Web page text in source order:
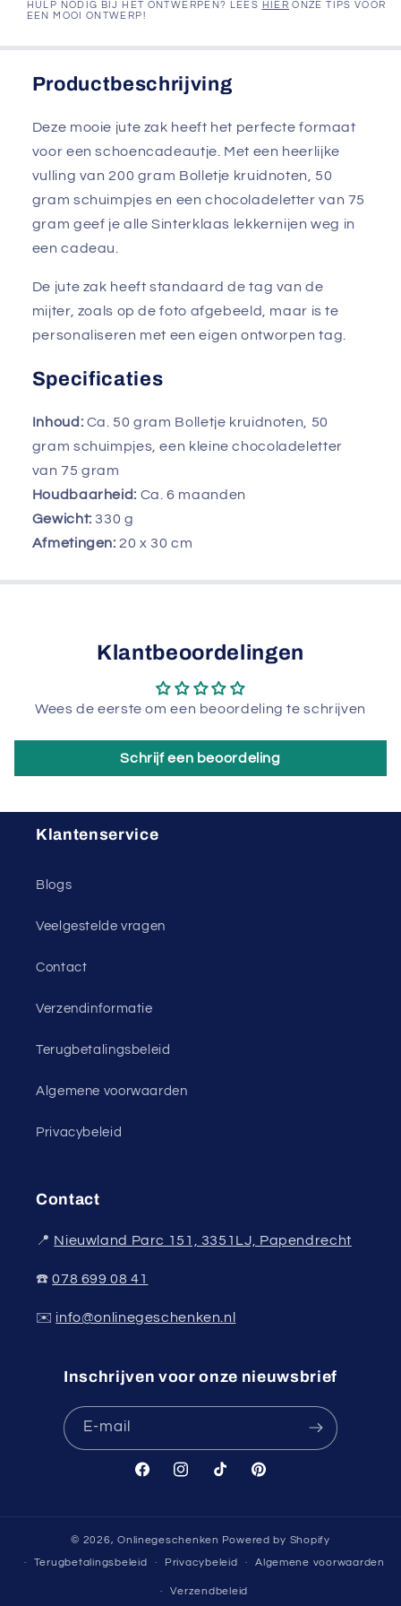
HULP NODIG BIJ HET ONTWERPEN? LEES HIER ONZE TIPS VOOR
EEN MOOI ONTWERP!
Productbeschrijving
Deze mooie jute zak heeft het perfecte formaat
voor een schoencadeautje. Met een heerlijke
vulling van 200 gram Bolletje kruidnoten, 50
gram schuimpjes en een chocoladeletter van 75
gram geef je alle Sinterklaas lekkernijen weg in
een cadeau.
De jute zak heeft standaard de tag van de
mijter, zoals op de foto afgebeeld, maar is te
personaliseren met een eigen ontworpen tag.
Specificaties
Inhoud: Ca. 50 gram Bolletje kruidnoten, 50
gram schuimpjes, een kleine chocoladeletter
van 75 gram
Houdbaarheid: Ca. 6 maanden
Gewicht: 330 g
Afmetingen:20 x 30 cm
Klantbeoordelingen
Wees de eerste om een beoordeling te schrijven
Schrijf een beoordeling
Klantenservice
Blogs
Veelgestelde vragen
Contact
Verzendinformatie
Terugbetalingsbeleid
Algemene voorwaarden
Privacybeleid
Contact
📍 Nieuwland Parc 151, 3351LJ, Papendrecht
☎️078 699 08 41
✉️ info@onlinegeschenken.nl
Inschrijven voor onze nieuwsbrief
E‑mail
FacebookInstagram
TikTok Pinterest
© 2026,Onlinegeschenken Powered by Shopify
Terugbetalingsbeleid Privacybeleid Algemene voorwaarden
Verzendbeleid